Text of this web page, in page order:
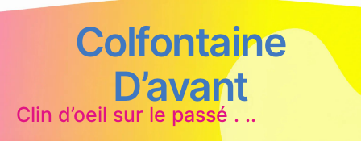
Colfontaine
D’avant
Clin d’oeil sur le passé . ..